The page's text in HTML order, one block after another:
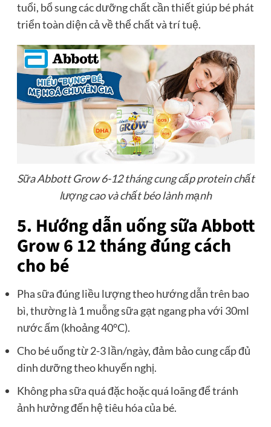
tuổi, bổ sung các dưỡng chất cần thiết giúp bé phát
triển toàn diện cả về thể chất và trí tuệ.
Sữa Abbott Grow 6-12 tháng cung cấp protein chất
lượng cao và chất béo lành mạnh
5. Hướng dẫn uống sữa Abbott
Grow 6 12 tháng đúng cách
cho bé
Pha sữa đúng liều lượng theo hướng dẫn trên bao
bì, thường là 1 muỗng sữa gạt ngang pha với 30ml
nước ấm (khoảng 40°C).
Cho bé uống từ 2-3 lần/ngày, đảm bảo cung cấp đủ
dinh dưỡng theo khuyến nghị.
Không pha sữa quá đặc hoặc quá loãng để tránh
ảnh hưởng đến hệ tiêu hóa của bé.